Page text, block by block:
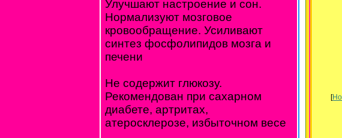
Улучшают настроение и сон.
Нормализуют мозговое
кровообращение. Усиливают
синтез фосфолипидов мозга и
печени
Не содержит глюкозу.
Рекомендован при сахарном
диабете, артритах,
атеросклерозе, избыточном весе
[